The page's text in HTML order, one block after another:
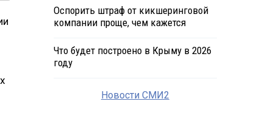
Оспорить штраф от кикшеринговой
компании проще, чем кажется
Что будет построено в Крыму в 2026
году
Новости СМИ2